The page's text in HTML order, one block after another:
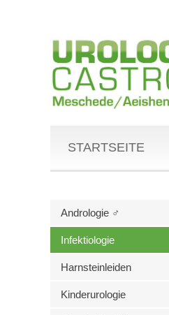
STARTSEITE
Andrologie ♂
Infektiologie
Harnsteinleiden
Kinderurologie